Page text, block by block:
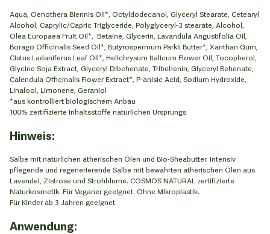
Aqua, Oenothera Biennis Oil*, Octyldodecanol, Glyceryl Stearate, Cetearyl
Alcohol, Caprylic/Capric Triglyceride, Polyglyceryl-3 stearate, Alcohol,
Olea Europaea Fruit Oil*, Betaine, Glycerin, Lavandula Angustifolia Oil,
Borago Officinalis Seed Oil*, Butyrospermum Parkii Butter*, Xanthan Gum,
Cistus Ladaniferus Leaf Oil*, Helichrysum Italicum Flower Oil, Tocopherol,
Glycine Soja Extract, Glyceryl Dibehenate, Tribehenin, Glyceryl Behenate,
Calendula Officinalis Flower Extract*, P-anisic Acid, Sodium Hydroxide,
Linalool, Limonene, Geraniol
*aus kontrolliert biologischem Anbau
100% zertifizierte Inhaltsstoffe natürlichen Ursprungs
Hinweis:
Salbe mit natürlichen ätherischen Ölen und Bio-Sheabutter. Intensiv
pflegende und regenerierende Salbe mit bewährten ätherischen Ölen aus
Lavendel, Zistrose und Strohblume. COSMOS NATURAL zertifizierte
Naturkosmetik. Für Veganer geeignet. Ohne Mikroplastik.
Für Kinder ab 3 Jahren geeignet.
Anwendung: